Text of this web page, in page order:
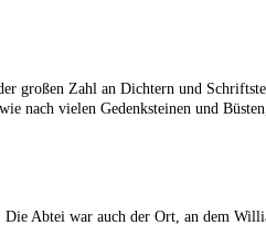
großen Zahl an Dichtern und
nach vielen Gedenksteinen und
Abtei war auch der Ort, an dem